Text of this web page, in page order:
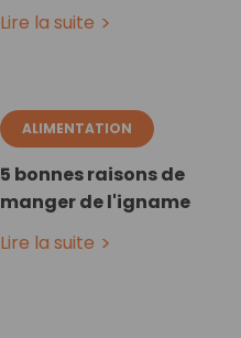
Lire la suite
ALIMENTATION
5 bonnes raisons de
manger de l'igname
Lire la suite